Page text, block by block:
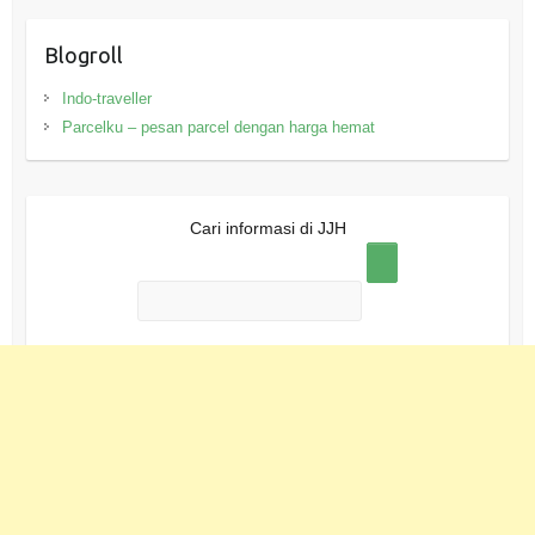
Blogroll
Indo-traveller
Parcelku – pesan parcel dengan harga hemat
Cari informasi di JJH